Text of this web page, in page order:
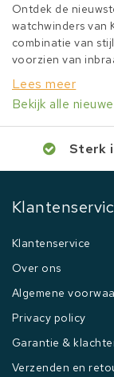
Ontdek de
watchwinders van
combinatie van
voorzien van
Lees meer
Bekijk alle
Sterk
Klantenservice
Over ons
Algemene
Privacy policy
Garantie &
Verzenden en